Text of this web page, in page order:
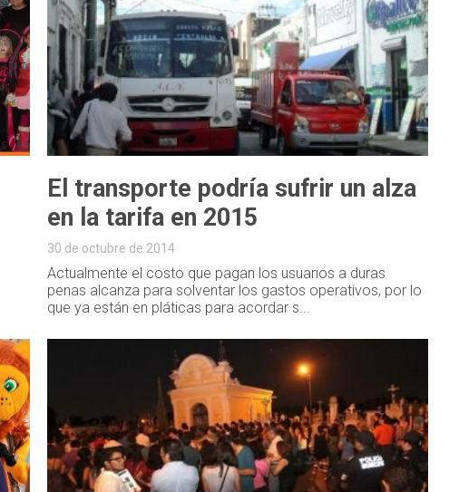
El transporte podría sufrir un alza
en la tarifa en 2015
30 de octubre de 2014
Actualmente el costo que pagan los usuarios a duras
penas alcanza para solventar los gastos operativos, por lo
que ya están en pláticas para acordar s...